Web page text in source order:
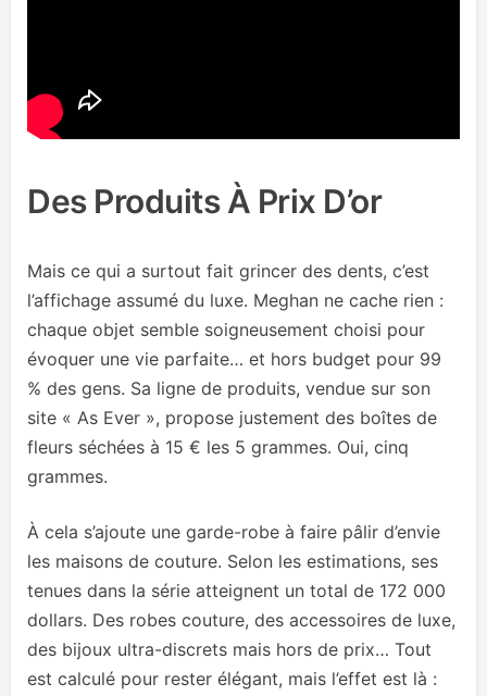
Des Produits À Prix D’or
Mais ce qui a surtout fait grincer des dents, c’est
l’affichage assumé du luxe. Meghan ne cache rien :
chaque objet semble soigneusement choisi pour
évoquer une vie parfaite… et hors budget pour 99
% des gens. Sa ligne de produits, vendue sur son
site « As Ever », propose justement des boîtes de
fleurs séchées à 15 € les 5 grammes. Oui, cinq
grammes.
À cela s’ajoute une garde-robe à faire pâlir d’envie
les maisons de couture. Selon les estimations, ses
tenues dans la série atteignent un total de 172 000
dollars. Des robes couture, des accessoires de luxe,
des bijoux ultra-discrets mais hors de prix… Tout
est calculé pour rester élégant, mais l’effet est là :